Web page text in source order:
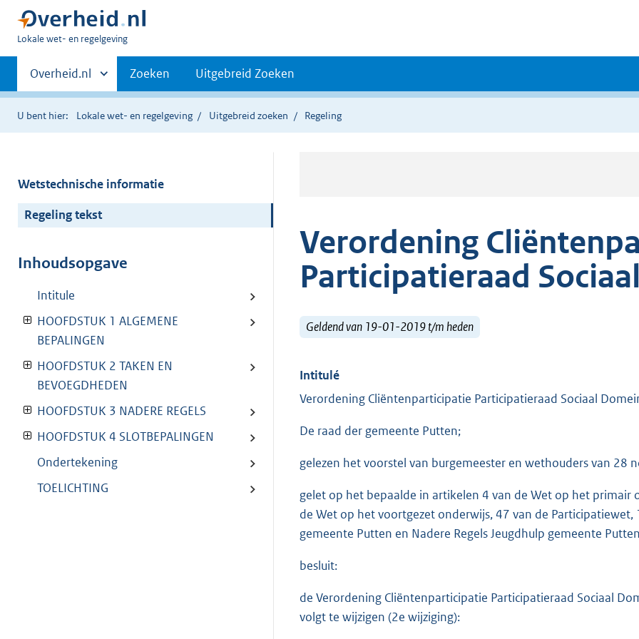
U
hier:
Lokale wet- en regelgeving
Primaire
navigatie
Andere
sites
binnen
Overheid.nl Zoeken Uitgebreid Zoeken
U bent hier: Lokale wet- en regelgeving Uitgebreid zoeken Regeling
Wetstechnische informatie
Regeling tekst
Inhoudsopgave
Intitule
HOOFDSTUK 1 ALGEMENE
BEPALINGEN
HOOFDSTUK 2 TAKEN EN
BEVOEGDHEDEN
HOOFDSTUK 3 NADERE REGELS
HOOFDSTUK 4 SLOTBEPALINGEN
Ondertekening
TOELICHTING
Verordening
Participatieraad
Geldend van 19-01-2019 t/m heden
Intitulé
Verordening Cliëntenparticipatie Participatieraad Sociaal
De raad der gemeente Putten;
gelezen het voorstel van burgemeester en wethouders van 28
gelet op het bepaalde in artikelen 4 van de Wet op het primair
de Wet op het voortgezet onderwijs, 47 van de
gemeente Putten en Nadere Regels Jeugdhulp gemeente
besluit:
de Verordening Cliëntenparticipatie Participatieraad Sociaal
volgt te wijzigen (2e wijziging):